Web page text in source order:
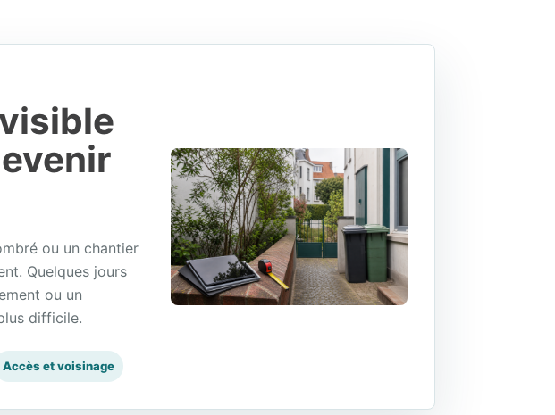
ou un chantier
Quelques jours
ou un
difficile.
Accès et voisinage